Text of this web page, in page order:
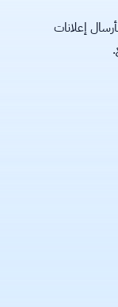
أسمح لنا بأرسال إعلانات